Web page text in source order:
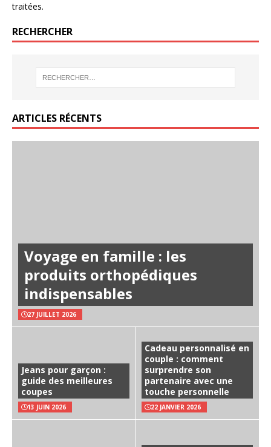
traitées.
RECHERCHER
ARTICLES RÉCENTS
Voyage en famille : les
produits orthopédiques
indispensables
27 JUILLET 2026
Jeans pour garçon :
guide des meilleures
coupes
13 JUIN 2026
Cadeau personnalisé en
couple : comment
surprendre son
partenaire avec une
touche personnelle
22 JANVIER 2026